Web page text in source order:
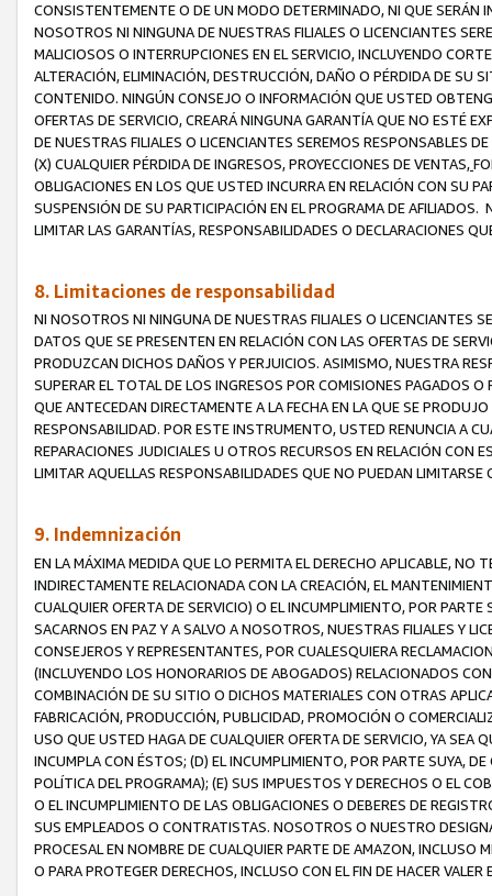
CONSISTENTEMENTE O DE UN MODO DETERMINADO, NI QUE SERÁN
NOSOTROS NI NINGUNA DE NUESTRAS FILIALES O LICENCIANTES
MALICIOSOS O INTERRUPCIONES EN EL SERVICIO, INCLUYENDO
ALTERACIÓN, ELIMINACIÓN, DESTRUCCIÓN, DAÑO O PÉRDIDA DE SU
CONTENIDO. NINGÚN CONSEJO O INFORMACIÓN QUE USTED
OFERTAS DE SERVICIO, CREARÁ NINGUNA GARANTÍA QUE NO ESTÉ
DE NUESTRAS FILIALES O LICENCIANTES SEREMOS RESPONSABLES
(X) CUALQUIER PÉRDIDA DE INGRESOS, PROYECCIONES DE VENTAS,
OBLIGACIONES EN LOS QUE USTED INCURRA EN RELACIÓN CON SU
SUSPENSIÓN DE SU PARTICIPACIÓN EN EL PROGRAMA DE
LIMITAR LAS GARANTÍAS, RESPONSABILIDADES O DECLARACIONES
8. Limitaciones de responsabilidad
NI NOSOTROS NI NINGUNA DE NUESTRAS FILIALES O LICENCIANTES
DATOS QUE SE PRESENTEN EN RELACIÓN CON LAS OFERTAS DE
PRODUZCAN DICHOS DAÑOS Y PERJUICIOS. ASIMISMO, NUESTRA
SUPERAR EL TOTAL DE LOS INGRESOS POR COMISIONES PAGADOS
QUE ANTECEDAN DIRECTAMENTE A LA FECHA EN LA QUE SE
RESPONSABILIDAD. POR ESTE INSTRUMENTO, USTED RENUNCIA A
REPARACIONES JUDICIALES U OTROS RECURSOS EN RELACIÓN CON
LIMITAR AQUELLAS RESPONSABILIDADES QUE NO PUEDAN LIMITARSE
9. Indemnización
EN LA MÁXIMA MEDIDA QUE LO PERMITA EL DERECHO APLICABLE,
INDIRECTAMENTE RELACIONADA CON LA CREACIÓN, EL
CUALQUIER OFERTA DE SERVICIO) O EL INCUMPLIMIENTO, POR
SACARNOS EN PAZ Y A SALVO A NOSOTROS, NUESTRAS FILIALES Y
CONSEJEROS Y REPRESENTANTES, POR CUALESQUIERA
(INCLUYENDO LOS HONORARIOS DE ABOGADOS) RELACIONADOS
COMBINACIÓN DE SU SITIO O DICHOS MATERIALES CON OTRAS
FABRICACIÓN, PRODUCCIÓN, PUBLICIDAD, PROMOCIÓN O
USO QUE USTED HAGA DE CUALQUIER OFERTA DE SERVICIO, YA SEA
INCUMPLA CON ÉSTOS; (D) EL INCUMPLIMIENTO, POR PARTE SUYA,
POLÍTICA DEL PROGRAMA); (E) SUS IMPUESTOS Y DERECHOS O EL
O EL INCUMPLIMIENTO DE LAS OBLIGACIONES O DEBERES DE
SUS EMPLEADOS O CONTRATISTAS. NOSOTROS O NUESTRO
PROCESAL EN NOMBRE DE CUALQUIER PARTE DE AMAZON, INCLUSO
O PARA PROTEGER DERECHOS, INCLUSO CON EL FIN DE HACER VALER